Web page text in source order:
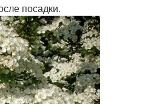
посадки.